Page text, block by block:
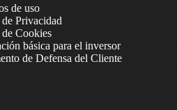
de uso
Privacidad
Cookies
básica para el inversor
de Defensa del Cliente